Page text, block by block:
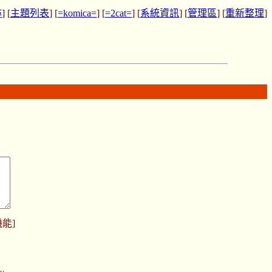
] [主題列表] [=komica=] [=2cat=] [系統資訊] [管理區] [重新整理]
能]